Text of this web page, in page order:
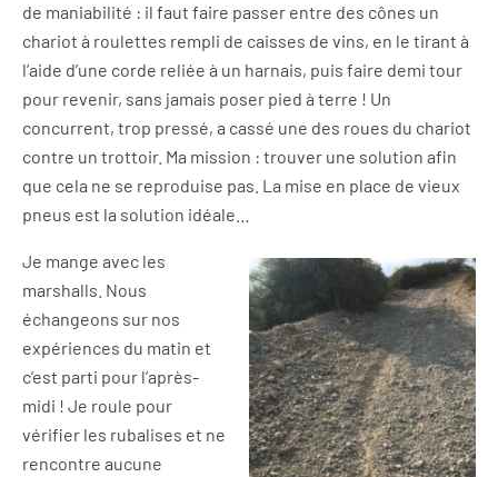
de maniabilité : il faut faire passer entre des cônes un
chariot à roulettes rempli de caisses de vins, en le tirant à
l’aide d’une corde reliée à un harnais, puis faire demi tour
pour revenir, sans jamais poser pied à terre ! Un
concurrent, trop pressé, a cassé une des roues du chariot
contre un trottoir. Ma mission : trouver une solution afin
que cela ne se reproduise pas. La mise en place de vieux
pneus est la solution idéale…
Je mange avec les
marshalls. Nous
échangeons sur nos
expériences du matin et
c’est parti pour l’après-
midi ! Je roule pour
vérifier les rubalises et ne
rencontre aucune